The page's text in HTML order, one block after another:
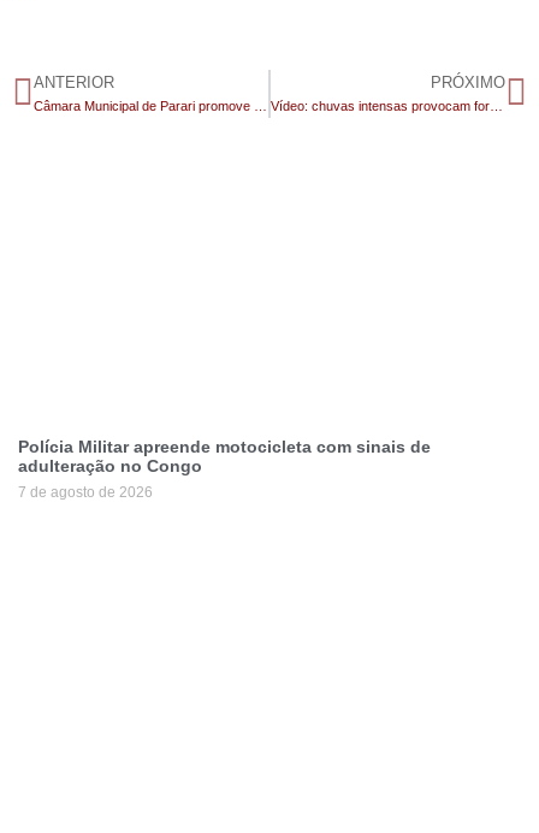
ANTERIOR PRÓXIMO
Polícia Militar apreende motocicleta com sinais de
adulteração no Congo
7 de agosto de 2026